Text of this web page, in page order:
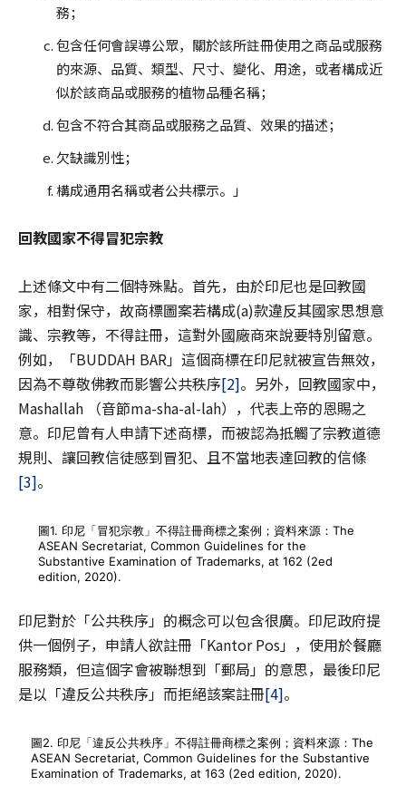
務；
包含任何會誤導公眾，關於該所註冊使用之商品或服務
的來源、品質、類型、尺寸、變化、用途，或者構成近
似於該商品或服務的植物品種名稱；
包含不符合其商品或服務之品質、效果的描述；
欠缺識別性；
構成通用名稱或者公共標示。」
回教國家不得冒犯宗教
上述條文中有二個特殊點。首先，由於印尼也是回教國
家，相對保守，故商標圖案若構成(a)款違反其國家思想意
識、宗教等，不得註冊，這對外國廠商來說要特別留意。
例如，「BUDDAH BAR」這個商標在印尼就被宣告無效，
因為不尊敬佛教而影響公共秩序[2]。另外，回教國家中，
Mashallah （音節ma-sha-al-lah），代表上帝的恩賜之
意。印尼曾有人申請下述商標，而被認為抵觸了宗教道德
規則、讓回教信徒感到冒犯、且不當地表達回教的信條
[3]。
圖1. 印尼「冒犯宗教」不得註冊商標之案例；資料來源：The
ASEAN Secretariat, Common Guidelines for the
Substantive Examination of Trademarks, at 162 (2ed
edition, 2020).
印尼對於「公共秩序」的概念可以包含很廣。印尼政府提
供一個例子，申請人欲註冊「Kantor Pos」，使用於餐廳
服務類，但這個字會被聯想到「郵局」的意思，最後印尼
是以「違反公共秩序」而拒絕該案註冊[4]。
圖2. 印尼「違反公共秩序」不得註冊商標之案例；資料來源：The
ASEAN Secretariat, Common Guidelines for the Substantive
Examination of Trademarks, at 163 (2ed edition, 2020).